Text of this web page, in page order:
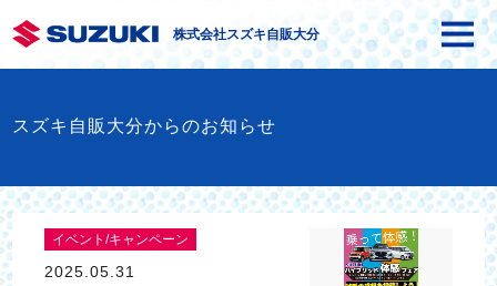
株式会社スズキ自販大分
スズキ自販大分からのお知らせ
イベント/キャンペーン
2025.05.31